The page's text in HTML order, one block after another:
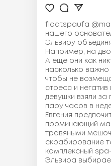
floatspaufa
нашего
Эльвиру
Например, на
А еще они как
насколько важно
чтобы не
стресс и
девушки взяли за
пару часов в
Евгения
проминающий
травяными
скрабирование
комплексный
Эльвира